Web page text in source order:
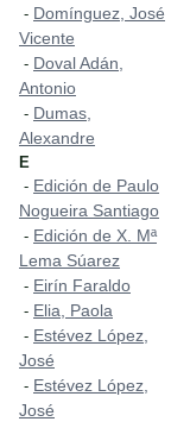
- Domínguez, José
Vicente
- Doval Adán,
Antonio
- Dumas,
Alexandre
E
- Edición de Paulo
Nogueira Santiago
- Edición de X. Mª
Lema Súarez
- Eirín Faraldo
- Elia, Paola
- Estévez López,
José
- Estévez López,
José